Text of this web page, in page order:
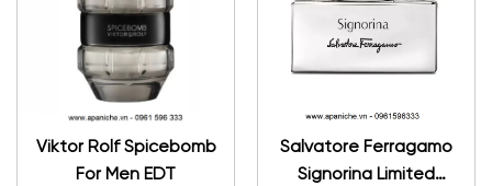
Viktor Rolf Spicebomb
For Men EDT
Salvatore Ferragamo
Signorina Limited